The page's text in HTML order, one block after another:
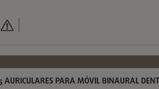
PARA MÓVIL BINAURAL